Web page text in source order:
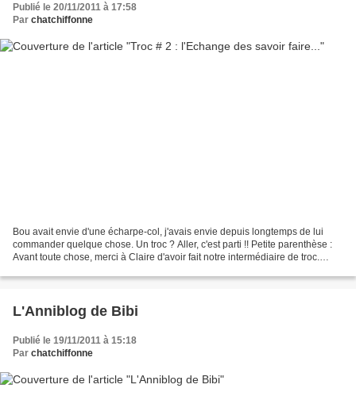
Publié le 20/11/2011 à 17:58
Par chatchiffonne
Bou avait envie d'une écharpe-col, j'avais envie depuis longtemps de lui
commander quelque chose. Un troc ? Aller, c'est parti !! Petite parenthèse :
Avant toute chose, merci à Claire d'avoir fait notre intermédiaire de troc.
L'Anniblog de Bibi
Publié le 19/11/2011 à 15:18
Par chatchiffonne